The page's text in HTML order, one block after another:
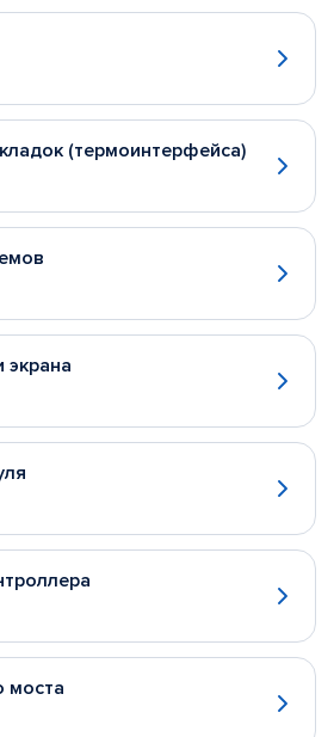
(термоинтерфейса)
экрана
моста